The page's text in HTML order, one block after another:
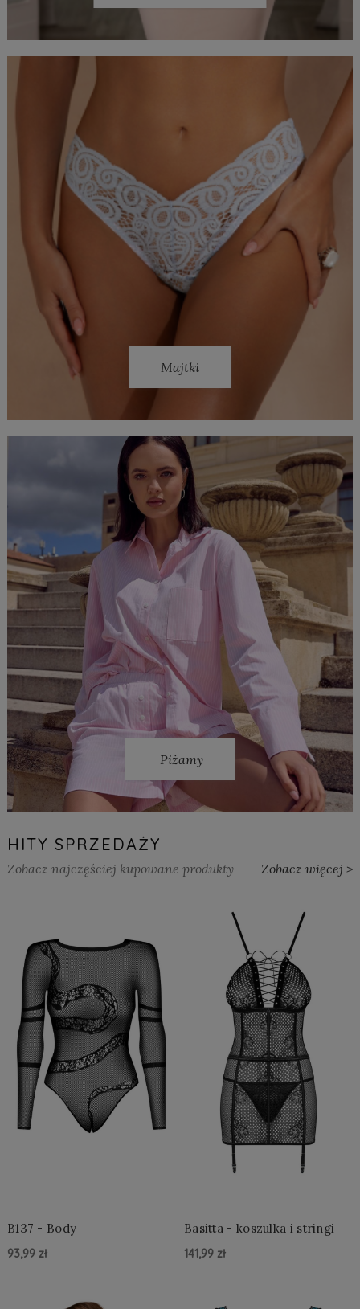
Majtki
Piżamy
HITY SPRZEDAŻY
Zobacz najczęściej kupowane produkty Zobacz więcej >
B137 - Body
93,99 zł
Basitta - koszulka i stringi
141,99 zł